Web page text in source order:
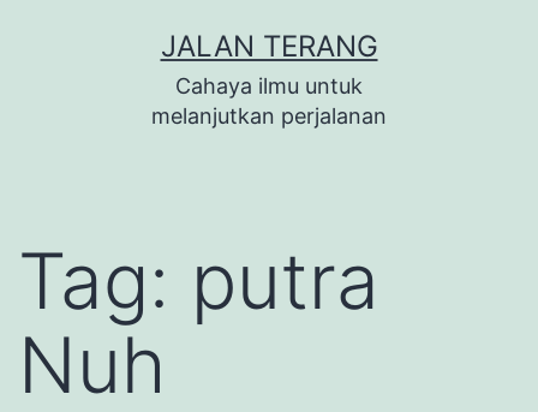
JALAN TERANG
Cahaya ilmu untuk
melanjutkan perjalanan
Tag: putra
Nuh